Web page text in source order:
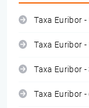
Taxa Euribor -
Taxa Euribor -
Taxa Euribor -
Taxa Euribor -